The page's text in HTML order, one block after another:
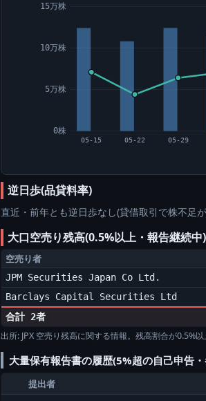
0株
5万株
10万株
15万株
05-15 05-22 05-29
逆日歩(品貸料率)
直近・前年とも逆日歩なし(貸借取引で株不足が
大口空売り残高(0.5%以上・報告継続
空売り者
JPM Securities Japan Co Ltd.
Barclays Capital Securities Ltd
合計 2者
出所: JPX 空売り残高に関する情報。残高割合が0.5%
大量保有報告書の履歴(5%超の自己申告
提出者